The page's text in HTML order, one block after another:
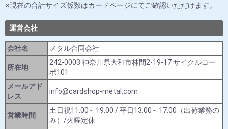
現在の合計サイズ係数はカードページにてご確認いただけます。
運営会社
会社名 メタル合同会社
所在地
242-0003 神奈川県大和市林間2-19-17 サイクルコー
ポ101
メールアド
レス
info@cardshop-metal.com
営業時間
土日祝11:00～19:00 / 平日13:00～17:00（出荷業務の
み）/火曜定休